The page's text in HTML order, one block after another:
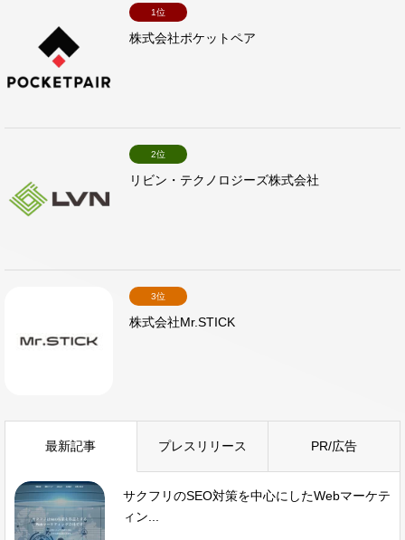
1位
株式会社ポケットペア
2位
リビン・テクノロジーズ株式会社
3位
株式会社Mr.STICK
最新記事 プレスリリース PR/広告
サクフリのSEO対策を中心にしたWebマーケテ
ィン...